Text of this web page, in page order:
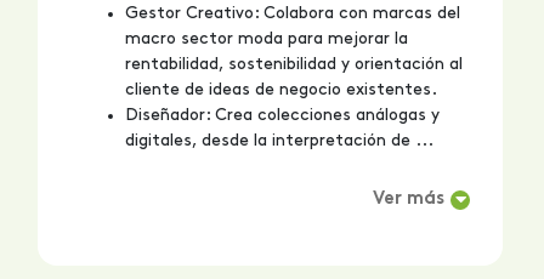
Gestor Creativo: Colabora con marcas del
macro sector moda para mejorar la
rentabilidad, sostenibilidad y orientación al
cliente de ideas de negocio existentes.
Diseñador: Crea colecciones análogas y
digitales, desde la interpretación de ...
Ver más